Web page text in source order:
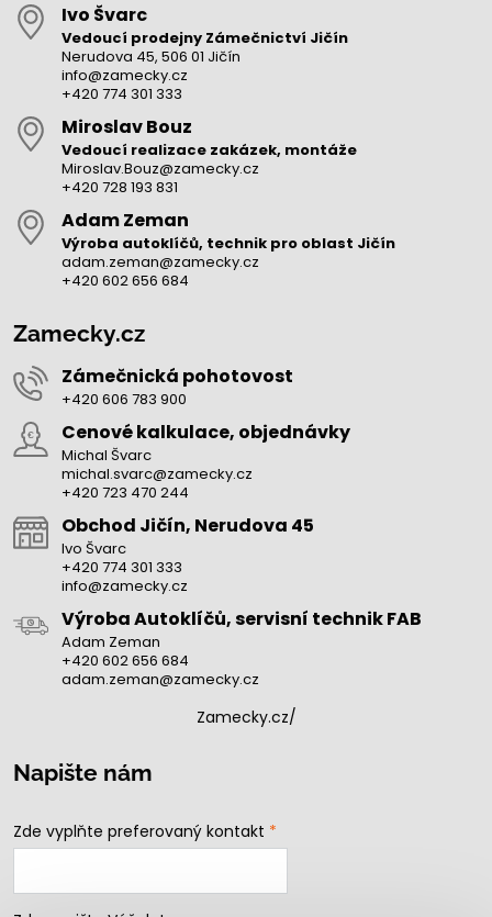
Ivo Švarc
Vedoucí prodejny Zámečnictví Jičín
Nerudova 45, 506 01 Jičín
info@zamecky.cz
+420 774 301 333
Miroslav Bouz
Vedoucí realizace zakázek, montáže
Miroslav.Bouz@zamecky.cz
+420 728 193 831
Adam Zeman
Výroba autoklíčů, technik pro oblast Jičín
adam.zeman@zamecky.cz
+420 602 656 684
Zamecky.cz
Zámečnická pohotovost
+420 606 783 900
Cenové kalkulace, objednávky
Michal Švarc
michal.svarc@zamecky.cz
+420 723 470 244
Obchod Jičín, Nerudova 45
Ivo Švarc
+420 774 301 333
info@zamecky.cz
Výroba Autoklíčů, servisní technik FAB
Adam Zeman
+420 602 656 684
adam.zeman@zamecky.cz
Zamecky.cz/
Napište nám
Zde vyplňte preferovaný kontakt *